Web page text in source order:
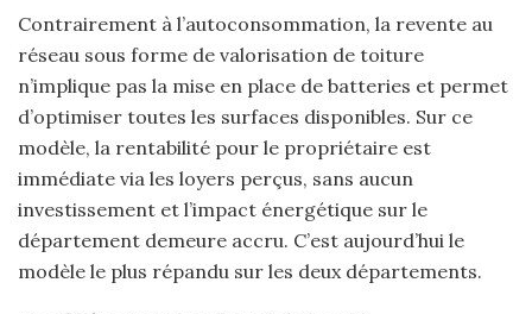
Contrairement à l’autoconsommation, la revente au
réseau sous forme de valorisation de toiture
n’implique pas la mise en place de batteries et permet
d’optimiser toutes les surfaces disponibles. Sur ce
modèle, la rentabilité pour le propriétaire est
immédiate via les loyers perçus, sans aucun
investissement et l’impact énergétique sur le
département demeure accru. C’est aujourd’hui le
modèle le plus répandu sur les deux départements.